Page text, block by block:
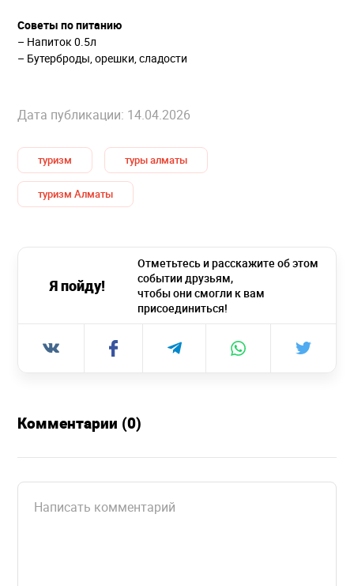
Советы по питанию
– Напиток 0.5л
– Бутерброды, орешки, сладости
Дата публикации: 14.04.2026
туризм туры алматы
туризм Алматы
Я пойду!
Отметьтесь и расскажите об этом
событии друзьям,
чтобы они смогли к вам
присоединиться!
Комментарии (0)